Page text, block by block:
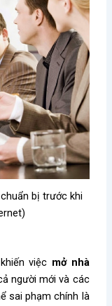
bị trước khi
việc mở nhà
người mới và các
sai phạm chính là